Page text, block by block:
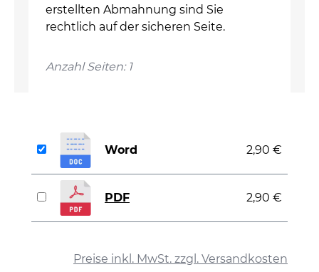
erstellten Abmahnung sind Sie
rechtlich auf der sicheren Seite.
Anzahl Seiten: 1
Preise inkl. MwSt. zzgl. Versandkosten
Word 2,90 €
PDF 2,90 €